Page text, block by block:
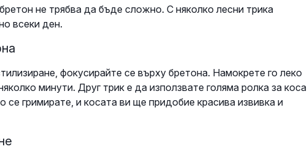
не трябва да бъде сложно. С няколко лесни трика
всеки ден.
фокусирайте се върху бретона. Намокрете го леко
минути. Друг трик е да използвате голяма ролка за коса
се гримирате, и косата ви ще придобие красива извивка и